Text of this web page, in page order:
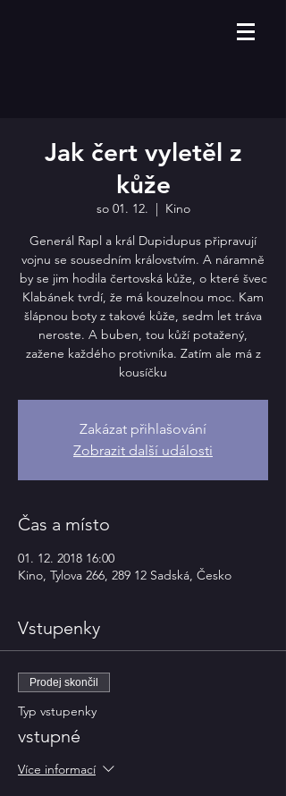
Jak čert vyletěl z
kůže
so 01. 12.
  |
Kino
Generál Rapl a král Dupidupus připravují
vojnu se sousedním královstvím. A náramně
by se jim hodila čertovská kůže, o které švec
Klabánek tvrdí, že má kouzelnou moc. Kam
šlápnou boty z takové kůže, sedm let tráva
neroste. A buben, tou kůží potažený,
zažene každého protivníka. Zatím ale má z
kousíčku
Zakázat přihlašování
Zobrazit další události
Čas a místo
01. 12. 2018 16:00
Kino, Tylova 266, 289 12 Sadská, Česko
Vstupenky
Prodej skončil
Typ vstupenky
vstupné
Více informací